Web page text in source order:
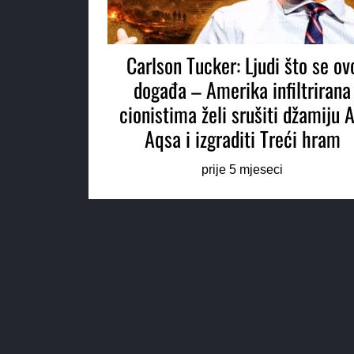
Carlson Tucker: Ljudi što se
događa – Amerika infiltrirana
cionistima želi srušiti džamiju
Aqsa i izgraditi Treći hram
prije 5 mjeseci